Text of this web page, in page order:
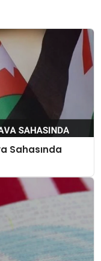
Sahasında